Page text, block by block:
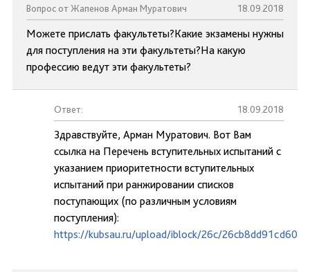
Вопрос от Жапенов Арман Муратович 18.09.2018
Можете прислать факультеты?Какие экзамены нужны
для поступления на эти факультеты?На какую
профессию ведут эти факультеты?
Ответ: 18.09.2018
Здравствуйте, Арман Муратович. Вот Вам
ссылка на Перечень вступительных испытаний с
указанием приоритетности вступительных
испытаний при ранжировании списков
поступающих (по различным условиям
поступления):
https://kubsau.ru/upload/iblock/26c/